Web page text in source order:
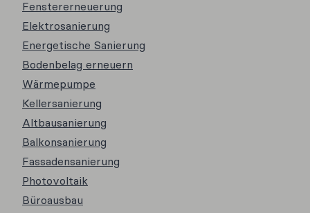
Fenstererneuerung
Elektrosanierung
Energetische Sanierung
Bodenbelag erneuern
Wärmepumpe
Kellersanierung
Altbausanierung
Balkonsanierung
Fassadensanierung
Photovoltaik
Büroausbau